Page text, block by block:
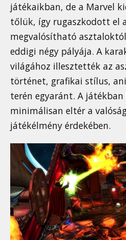
játékaikban, de a Marvel
tőlük, így rugaszkodott el
megvalósítható
eddigi négy pályája. A
világához illesztették az
történet, grafikai stílus,
terén egyaránt. A
minimálisan eltér a
játékélmény érdekében.